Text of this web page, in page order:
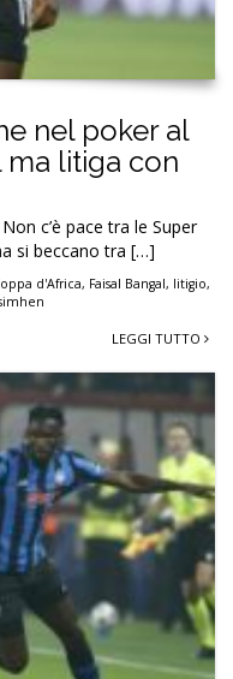
nel poker al
litiga con
c’è pace tra le Super
si beccano tra […]
d'Africa, Faisal Bangal, litigio,
LEGGI TUTTO